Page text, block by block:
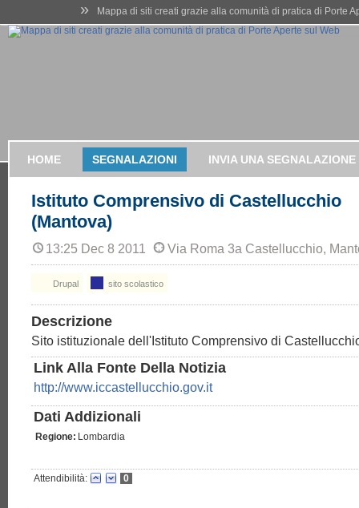
» Mappa di siti creati grazie alla comunità di pratica di Porte
HOME SEGNALAZIONI INVIA UNA SEGNALAZIONE
Istituto Comprensivo di Castellucchio
(Mantova)
13:25 Dec 8 2011 Via Roma 3a Castellucchio,
Drupal sito scolastico
Descrizione
Sito istituzionale dell'Istituto Comprensivo di
Link Alla Fonte Della Notizia
http://www.iccastellucchio.gov.it
Dati Addizionali
Regione: Lombardia
Attendibilità: 0